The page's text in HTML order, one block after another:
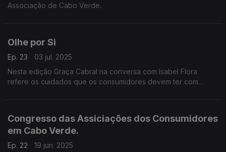
Associação de Cabo Verde.
Olhe por Si
Ep. 23
03 jul. 2025
Nesta edição Graça Cabral na conversa com Isabel Flora
refere os cuidados que os consumidores devem ter com
Congresso das Assiciações dos Consumidores
em Cabo Verde.
Ep. 22 19 jun. 2025